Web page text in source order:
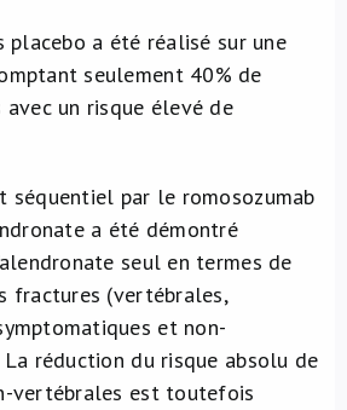
placebo a été réalisé sur une
seulement 40% de
un risque élevé de
séquentiel par le romosozumab
a été démontré
seul en termes de
fractures (vertébrales,
et non-
réduction du risque absolu de
vertébrales est toutefois